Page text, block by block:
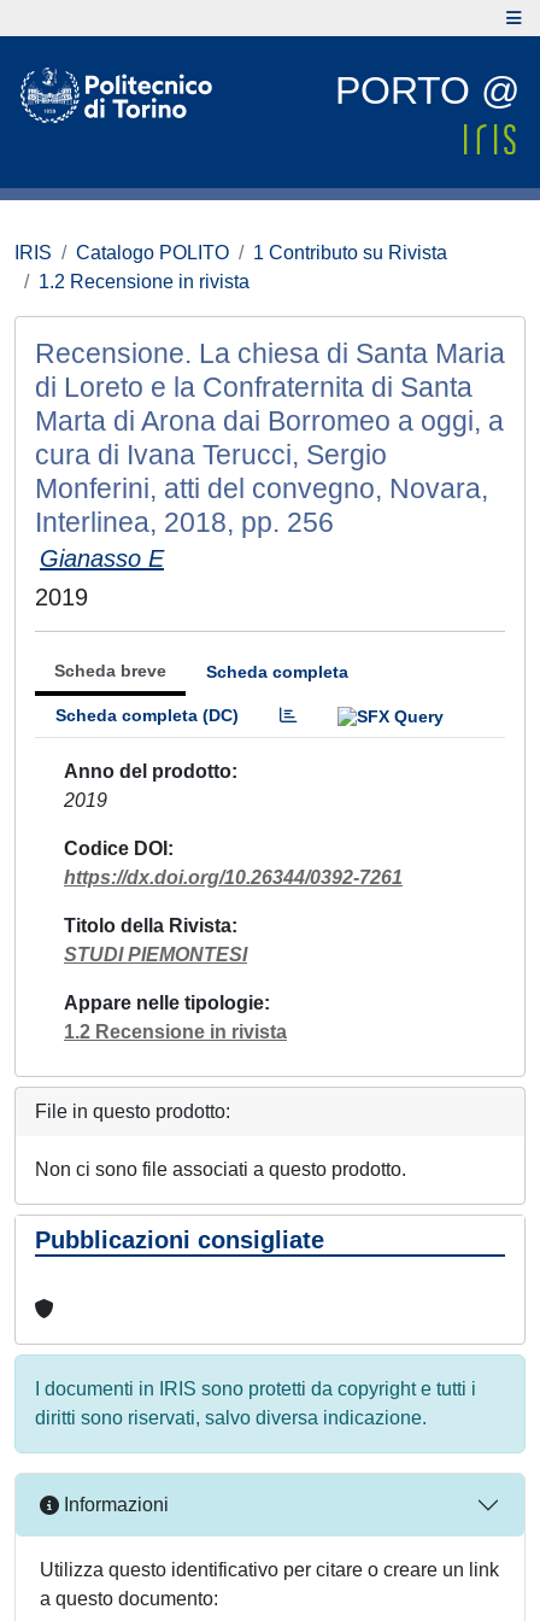
PORTO @
IRIS Catalogo POLITO
1 Contributo su Rivista
1.2 Recensione in rivista
Recensione. La chiesa di Santa Maria
di Loreto e la Confraternita di Santa
Marta di Arona dai Borromeo a oggi, a
cura di Ivana Terucci, Sergio
Monferini, atti del convegno, Novara,
Interlinea, 2018, pp. 256
Gianasso E
2019
Scheda breve Scheda completa
Scheda completa (DC)
Anno del prodotto
2019
Codice DOI
https://dx.doi.org/10.26344/0392-7261
Titolo della Rivista
STUDI PIEMONTESI
Appare nelle tipologie
1.2 Recensione in rivista
File in questo prodotto:
Non ci sono file associati a questo prodotto.
Pubblicazioni consigliate
I documenti in IRIS sono protetti da copyright e tutti i
diritti sono riservati, salvo diversa indicazione.
Informazioni
Utilizza questo identificativo per citare o creare un link
a questo documento: